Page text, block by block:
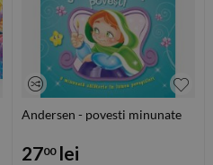
Andersen - povesti minunate
2700 lei